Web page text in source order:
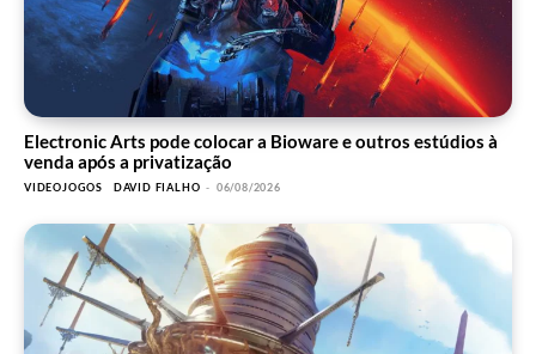
Electronic Arts pode colocar a Bioware e outros estúdios à
venda após a privatização
VIDEOJOGOS DAVID FIALHO - 06/08/2026